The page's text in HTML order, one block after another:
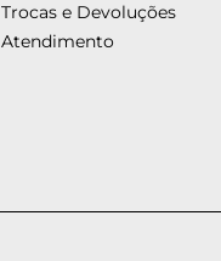
Trocas e Devoluções
Atendimento